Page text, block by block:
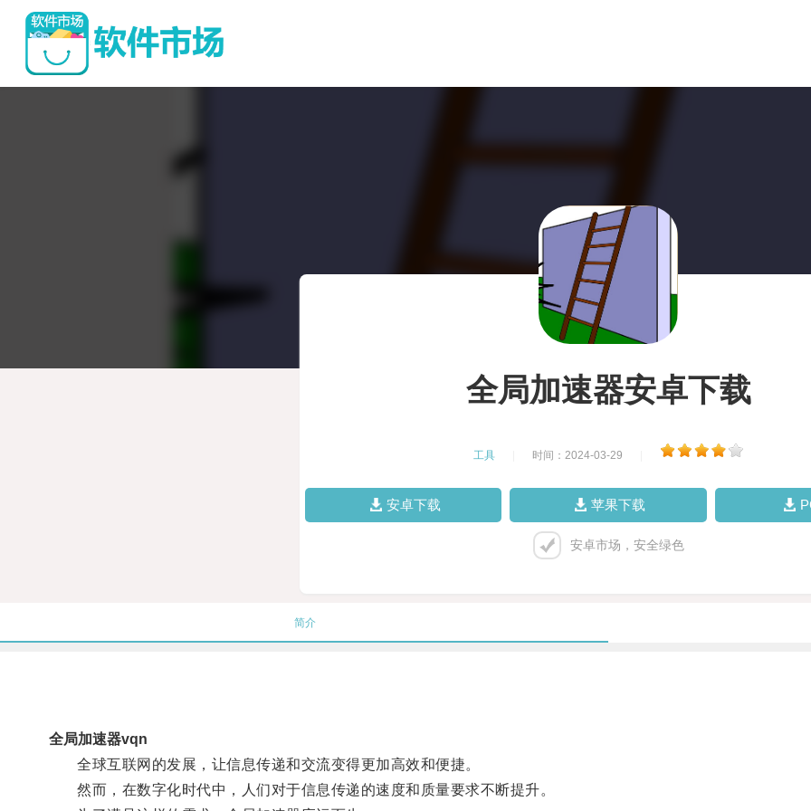
全局加速器安卓下载
工具 时间：2024-03-29
安卓下载 苹果下载
安卓市场，安全绿色
简介
全局加速器vqn
全球互联网的发展，让信息传递和交流变得更加高效和便捷。
然而，在数字化时代中，人们对于信息传递的速度和质量要求不断提升。